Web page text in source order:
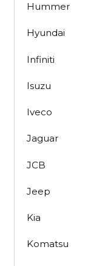
Hummer
Hyundai
Infiniti
Isuzu
Iveco
Jaguar
JCB
Jeep
Kia
Komatsu